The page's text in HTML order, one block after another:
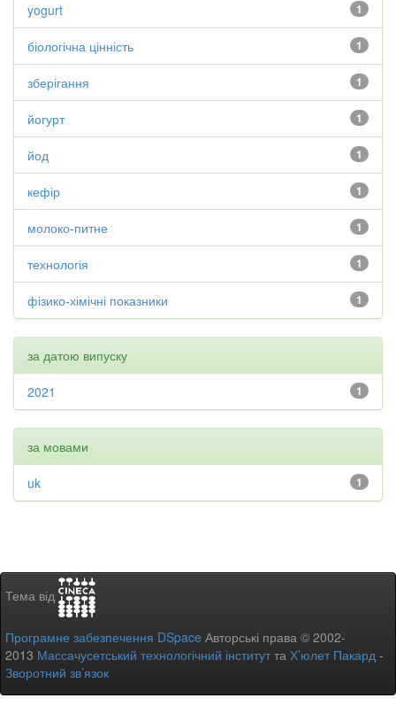
1
yogurt
1
біологічна цінність
1
зберігання
1
йогурт
1
йод
1
кефір
1
молоко-питне
1
технологія
1
фізико-хімічні показники
за датою випуску
1
2021
за мовами
1
uk
Тема від
Програмне забезпечення DSpace Авторські права © 2002-
2013 Массачусетський технологічний інститутта Х’юлет Пакард -
Зворотний зв’язок